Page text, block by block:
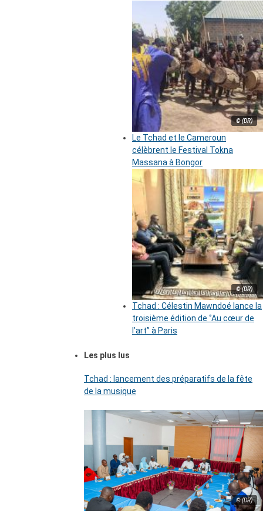
© (DR)
Le Tchad et le Cameroun
célèbrent le Festival Tokna
Massana à Bongor
© (DR)
Tchad : Célestin Mawndoé lance la
troisième édition de ‘’Au cœur de
l’art’’ à Paris
Les plus lus
Tchad : lancement des préparatifs de la fête
de la musique
© (DR)